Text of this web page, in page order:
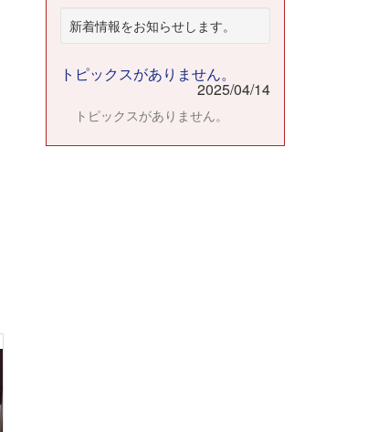
新着情報をお知らせします。
トピックスがありません。
2025/04/14
トピックスがありません。